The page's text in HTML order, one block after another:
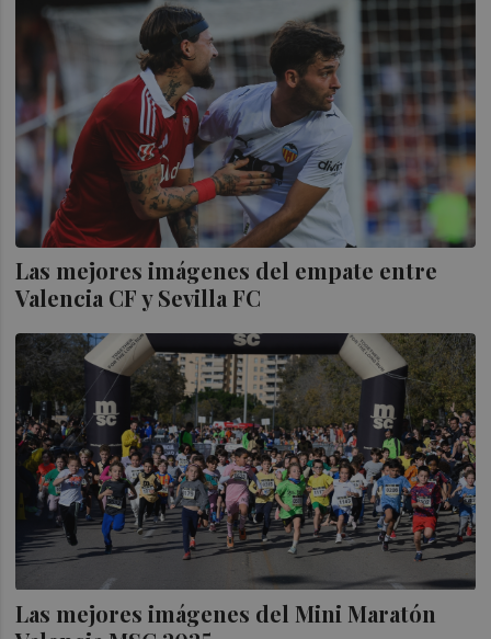
Las mejores imágenes del empate entre
Valencia CF y Sevilla FC
Las mejores imágenes del Mini Maratón